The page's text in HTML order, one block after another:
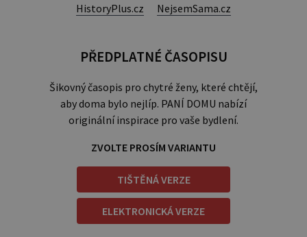
HistoryPlus.cz
NejsemSama.cz
PŘEDPLATNÉ ČASOPISU
Šikovný časopis pro chytré ženy, které chtějí,
aby doma bylo nejlíp. PANÍ DOMU nabízí
originální inspirace pro vaše bydlení.
ZVOLTE PROSÍM VARIANTU
TIŠTĚNÁ VERZE
ELEKTRONICKÁ VERZE